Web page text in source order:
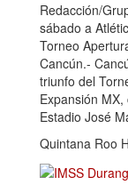
Redacción/
sábado a
Torneo
Cancún.-
triunfo del
Expansión
Estadio José
Quintana Roo